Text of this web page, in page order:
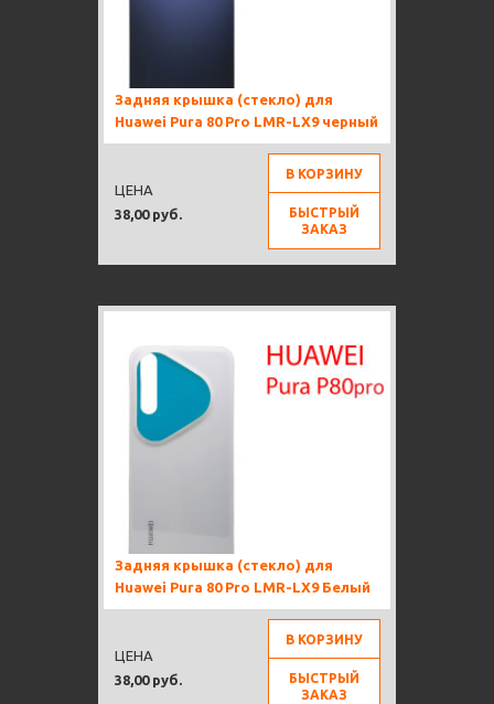
Задняя крышка (стекло) для
Huawei Pura 80 Pro LMR-LX9 черный
38,00 руб.
ЦЕНА
В КОРЗИНУ
БЫСТРЫЙ
ЗАКАЗ
Задняя крышка (стекло) для
Huawei Pura 80 Pro LMR-LX9 Белый
38,00 руб.
ЦЕНА
В КОРЗИНУ
БЫСТРЫЙ
ЗАКАЗ